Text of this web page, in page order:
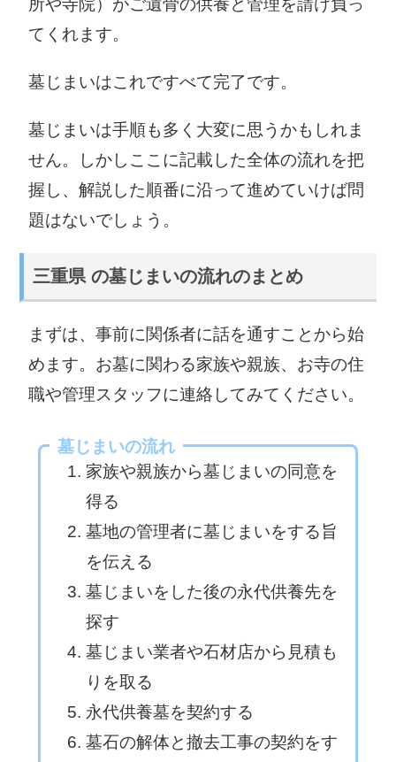
紀宝町役場
〒519-5701 南
殿324
0735-33-0333
所や寺院）がご遺骨の供養と管理を請け負っ
てくれます。
墓じまいはこれですべて完了です。
墓じまいは手順も多く大変に思うかもしれま
せん。しかしここに記載した全体の流れを把
握し、解説した順番に沿って進めていけば問
題はないでしょう。
三重県 の墓じまいの流れのまとめ
まずは、事前に関係者に話を通すことから始
めます。お墓に関わる家族や親族、お寺の住
職や管理スタッフに連絡してみてください。
墓じまいの流れ
家族や親族から墓じまいの同意を
得る
墓地の管理者に墓じまいをする旨
を伝える
墓じまいをした後の永代供養先を
探す
墓じまい業者や石材店から見積も
りを取る
永代供養墓を契約する
墓石の解体と撤去工事の契約をす